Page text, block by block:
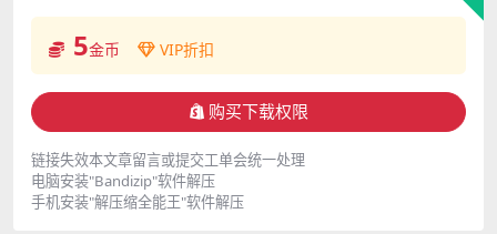
5金币 VIP折扣
购买下载权限
链接失效本文章留言或提交工单会统一处理
电脑安装"Bandizip"软件解压
手机安装"解压缩全能王"软件解压